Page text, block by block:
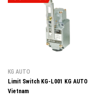
KG AUTO
Limit Switch KG-L001 KG AUTO
Vietnam